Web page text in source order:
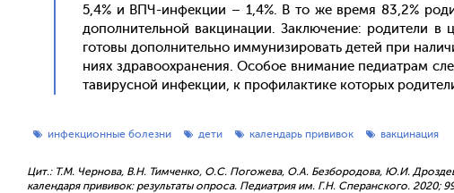
5,4% и ВПЧ-ин­фекции – 1,4%. В то же вре­мя 83,2%
до­пол­ни­тель­ной вак­ци­нации. Зак­лю­чение: ро­дите­ли в
го­товы до­пол­ни­тель­но им­му­низи­ровать де­тей при
ни­ях здра­во­ох­ра­нения. Осо­бое вни­мание пе­ди­ат­рам
тави­рус­ной ин­фекции, к про­филак­ти­ке ко­торых
инфекционные болезни дети календарь прививок вакцинация
Цит.: Т.М. Чернова, В.Н. Тимченко, О.С. Погожева, О.А. Безбородова, Ю.И.
календаря прививок: результаты опроса. Педиатрия им. Г.Н. Сперанского. 2020;